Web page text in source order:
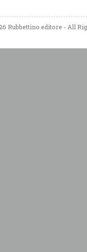
Rubbettino editore - All